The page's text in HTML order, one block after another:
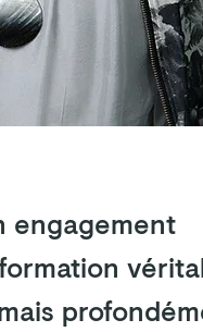
engagement